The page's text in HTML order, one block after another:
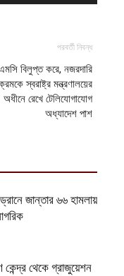
পরবর্তী নিবন্ধ
বিলুপ্ত করে, নজরদারি
স্বরাষ্ট্র মন্ত্রণালয়ের
অধীনে রেখে টেলিযোগাযোগ
অধ্যাদেশ পাশ
জান্তার ৬৬ হামলায়
কেন্দ্র থেকে গ্রাজুয়েশন